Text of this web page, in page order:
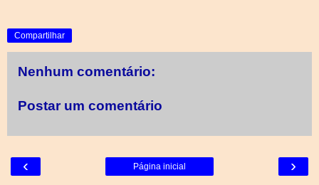
Compartilhar
Nenhum comentário:
Postar um comentário
‹ ›
Página inicial